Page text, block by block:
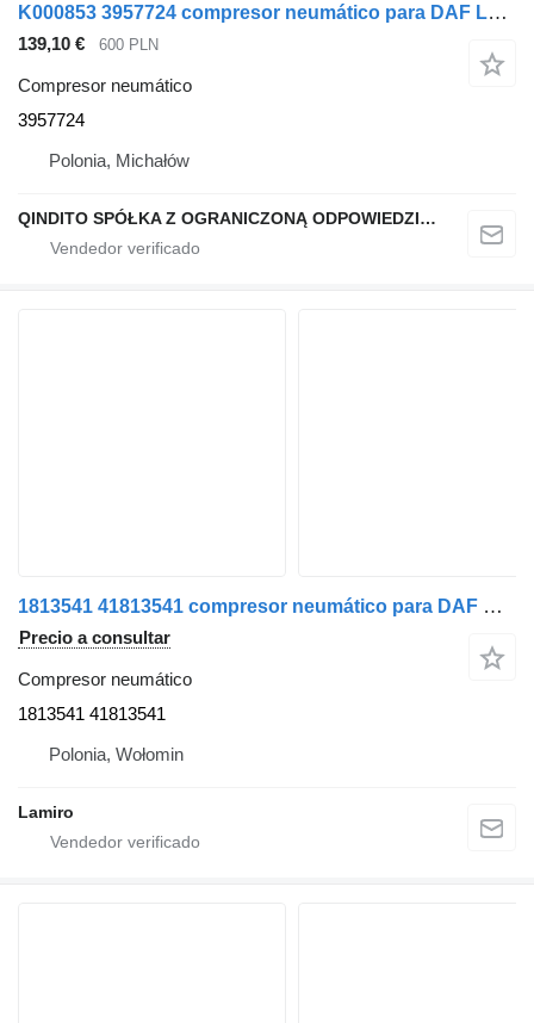
K000853 3957724 compresor neumático para DAF LF camión
139,10 € 600 PLN
Compresor neumático
3957724
Polonia, Michałów
QINDITO SPÓŁKA Z OGRANICZONĄ ODPOWIEDZIALNOŚCIĄ
1813541 41813541 compresor neumático para DAF CF/ VDL camión
Precio a consultar
Compresor neumático
1813541 41813541
Polonia, Wołomin
Lamiro